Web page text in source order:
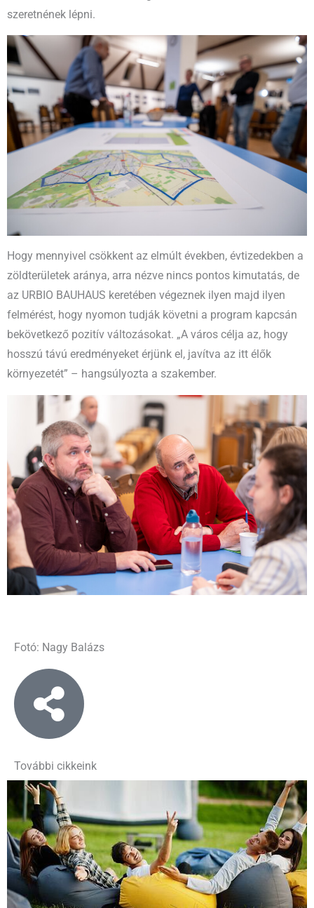
szeretnének lépni.
Hogy mennyivel csökkent az elmúlt években, évtizedekben a
zöldterületek aránya, arra nézve nincs pontos kimutatás, de
az URBIO BAUHAUS keretében végeznek ilyen majd ilyen
felmérést, hogy nyomon tudják követni a program kapcsán
bekövetkező pozitív változásokat. „A város célja az, hogy
hosszú távú eredményeket érjünk el, javítva az itt élők
környezetét” – hangsúlyozta a szakember.
Fotó: Nagy Balázs
További cikkeink